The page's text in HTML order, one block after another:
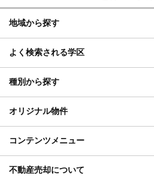
地域から探す
よく検索される学区
種別から探す
オリジナル物件
コンテンツメニュー
不動産売却について